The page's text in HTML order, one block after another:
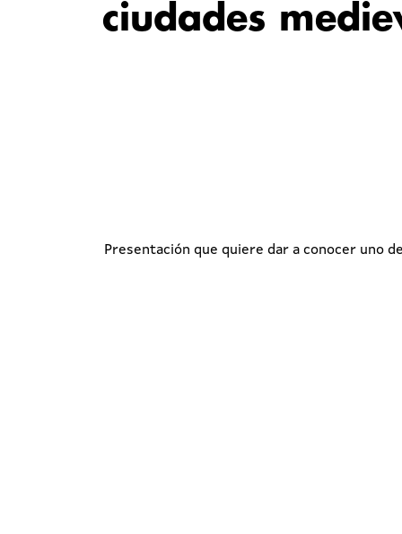
ciudades
Presentación que quiere dar a conocer uno